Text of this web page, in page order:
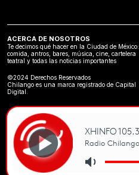
ACERCA DE NOSOTROS
Te decimos qué hacer en la Ciudad de México:
comida, antros, bares, música, cine, cartelera
teatral y todas las noticias importantes
©2024 Derechos Reservados
Chilango es una marca registrado de Capital
Digital.